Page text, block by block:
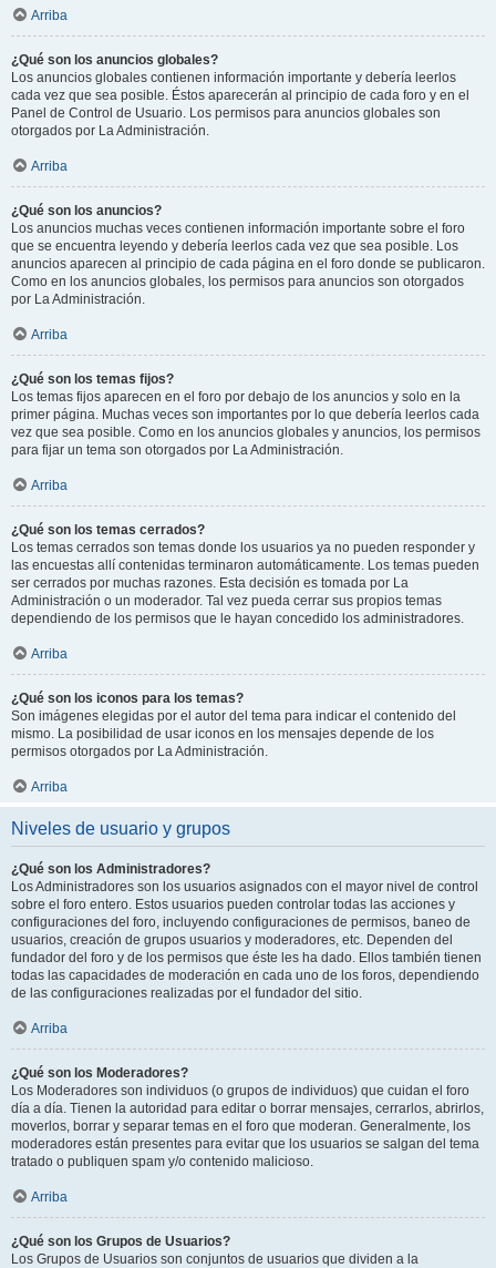
Arriba
¿Qué son los anuncios globales?
Los anuncios globales contienen información importante y debería leerlos
cada vez que sea posible. Éstos aparecerán al principio de cada foro y en el
Panel de Control de Usuario. Los permisos para anuncios globales son
otorgados por La Administración.
Arriba
¿Qué son los anuncios?
Los anuncios muchas veces contienen información importante sobre el foro
que se encuentra leyendo y debería leerlos cada vez que sea posible. Los
anuncios aparecen al principio de cada página en el foro donde se publicaron.
Como en los anuncios globales, los permisos para anuncios son otorgados
por La Administración.
Arriba
¿Qué son los temas fijos?
Los temas fijos aparecen en el foro por debajo de los anuncios y solo en la
primer página. Muchas veces son importantes por lo que debería leerlos cada
vez que sea posible. Como en los anuncios globales y anuncios, los permisos
para fijar un tema son otorgados por La Administración.
Arriba
¿Qué son los temas cerrados?
Los temas cerrados son temas donde los usuarios ya no pueden responder y
las encuestas allí contenidas terminaron automáticamente. Los temas pueden
ser cerrados por muchas razones. Esta decisión es tomada por La
Administración o un moderador. Tal vez pueda cerrar sus propios temas
dependiendo de los permisos que le hayan concedido los administradores.
Arriba
¿Qué son los iconos para los temas?
Son imágenes elegidas por el autor del tema para indicar el contenido del
mismo. La posibilidad de usar iconos en los mensajes depende de los
permisos otorgados por La Administración.
Arriba
Niveles de usuario y grupos
¿Qué son los Administradores?
Los Administradores son los usuarios asignados con el mayor nivel de control
sobre el foro entero. Estos usuarios pueden controlar todas las acciones y
configuraciones del foro, incluyendo configuraciones de permisos, baneo de
usuarios, creación de grupos usuarios y moderadores, etc. Dependen del
fundador del foro y de los permisos que éste les ha dado. Ellos también tienen
todas las capacidades de moderación en cada uno de los foros, dependiendo
de las configuraciones realizadas por el fundador del sitio.
Arriba
¿Qué son los Moderadores?
Los Moderadores son individuos (o grupos de individuos) que cuidan el foro
día a día. Tienen la autoridad para editar o borrar mensajes, cerrarlos, abrirlos,
moverlos, borrar y separar temas en el foro que moderan. Generalmente, los
moderadores están presentes para evitar que los usuarios se salgan del tema
tratado o publiquen spam y/o contenido malicioso.
Arriba
¿Qué son los Grupos de Usuarios?
Los Grupos de Usuarios son conjuntos de usuarios que dividen a la